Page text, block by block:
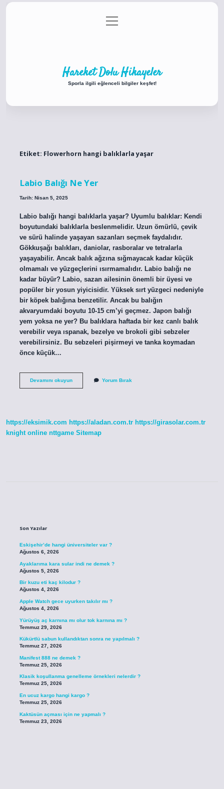
Gizlilik Politikası
menüyü
aç
Hareket Dolu Hikayeler
Sporla ilgili eğlenceli bilgiler keşfet!
Etiket: Flowerhorn hangi balıklarla yaşar
Labio Balığı Ne Yer
Tarih: Nisan 5, 2025
Labio balığı hangi balıklarla yaşar? Uyumlu balıklar: Kendi
boyutundaki balıklarla beslenmelidir. Uzun ömürlü, çevik
ve sürü halinde yaşayan sazanları seçmek faydalıdır.
Gökkuşağı balıkları, daniolar, rasboralar ve tetralarla
yaşayabilir. Ancak balık ağzına sığmayacak kadar küçük
olmamalı ve yüzgeçlerini ısırmamalıdır. Labio balığı ne
kadar büyür? Labio, sazan ailesinin önemli bir üyesi ve
popüler bir yosun yiyicisidir. Yüksek sırt yüzgeci nedeniyle
bir köpek balığına benzetilir. Ancak bu balığın
akvaryumdaki boyutu 10-15 cm’yi geçmez. Japon balığı
yem yoksa ne yer? Bu balıklara haftada bir kez canlı balık
verebilir veya ıspanak, bezelye ve brokoli gibi sebzeler
verebilirsiniz. Bu sebzeleri pişirmeyi ve tanka koymadan
önce küçük…
Devamını okuyunLabio
Yorum Bırak
https://eksimik.com https://aladan.com.tr https://girasolar.com.tr
knight online nttgame Sitemap
Son Yazılar
Eskişehir’de hangi üniversiteler var ?
Ağustos 6, 2026
Ayaklarıma kara sular indi ne demek ?
Ağustos 5, 2026
Bir kuzu eti kaç kilodur ?
Ağustos 4, 2026
Apple Watch gece uyurken takılır mı ?
Ağustos 4, 2026
Yürüyüş aç karnına mı olur tok karnına mı ?
Temmuz 29, 2026
Kükürtlü sabun kullandıktan sonra ne yapılmalı ?
Temmuz 27, 2026
Manifest 888 ne demek ?
Temmuz 25, 2026
Klasik koşullanma genelleme örnekleri nelerdir ?
Temmuz 25, 2026
En ucuz kargo hangi kargo ?
Temmuz 25, 2026
Kaktüsün açması için ne yapmalı ?
Temmuz 23, 2026